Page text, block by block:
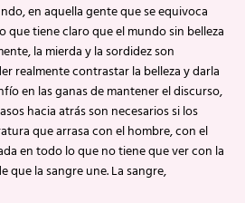
en aquella gente que se equivoca
que tiene claro que el mundo sin belleza
la mierda y la sordidez son
realmente contrastar la belleza y darla
en las ganas de mantener el discurso,
hacia atrás son necesarios si los
que arrasa con el hombre, con el
en todo lo que no tiene que ver con la
que la sangre une. La sangre,